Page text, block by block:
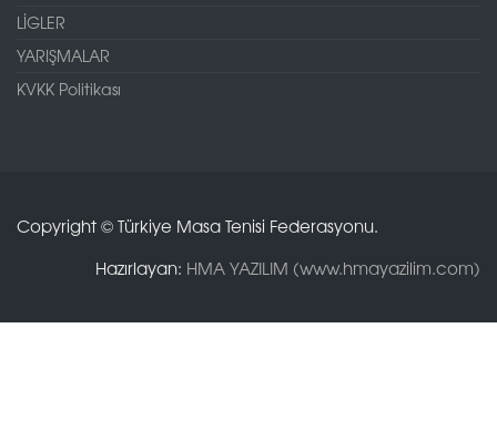
LİGLER
YARIŞMALAR
KVKK Politikası
Copyright © Türkiye Masa Tenisi Federasyonu.
Hazırlayan: HMA YAZILIM (www.hmayazilim.com)